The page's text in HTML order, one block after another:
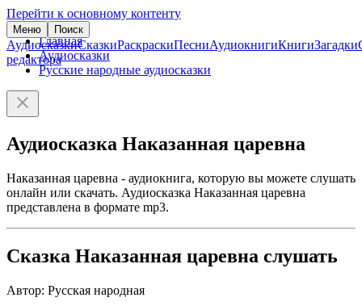
Перейти к основному контенту
Меню Поиск
АудиосказкиСказкиРаскраскиПесниАудиокнигиКнигиЗагадки
редактора
Главная
Аудиосказки
Русские народные аудиосказки
Аудиосказка Наказанная царевна
Наказанная царевна - аудиокнига, которую вы можете слушать
онлайн или скачать. Аудиосказка Наказанная царевна
представлена в формате mp3.
Сказка Наказанная царевна слушать
Автор: Русская народная